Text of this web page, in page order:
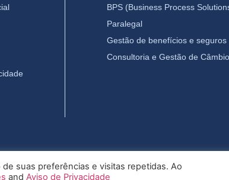
BPS (Business Process
Paralegal
Gestão de benefícios e
Consultoria e Gestão de Câmbio
suas preferências e visitas repetidas. Ao
and Aviso de Privacidade